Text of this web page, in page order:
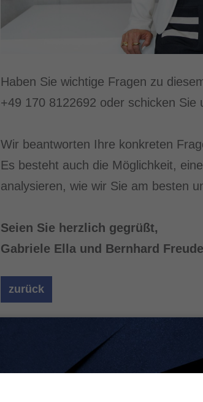
Haben Sie wichtige Fragen zu
+49 170 8122692 oder schicken Sie
Wir beantworten Ihre konkreten
Es besteht auch die Möglichkeit,
analysieren, wie wir Sie am besten
Seien Sie herzlich gegrüßt,
Gabriele Ella und Bernhard
zurück